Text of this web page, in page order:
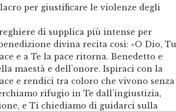
per giustificare le violenze degli
di supplica più intense per
divina recita così: «O Dio, Tu
e a Te la pace ritorna. Benedetto e
maestà e dell’onore. Ispiraci con la
e rendici tra coloro che vivono senza
rifugio in Te dall’ingiustizia,
e Ti chiediamo di guidarci sulla